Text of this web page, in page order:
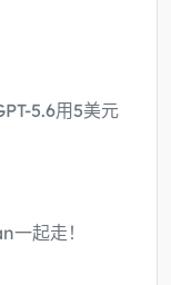
5.6用5美元
起走！